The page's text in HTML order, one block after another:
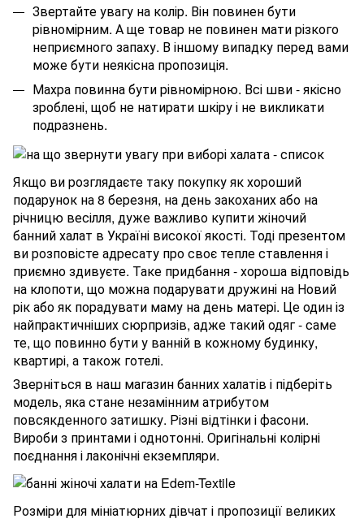
Звертайте увагу на колір. Він повинен бути
рівномірним. А ще товар не повинен мати різкого
неприємного запаху. В іншому випадку перед вами
може бути неякісна пропозиція.
Махра повинна бути рівномірною. Всі шви - якісно
зроблені, щоб не натирати шкіру і не викликати
подразнень.
Якщо ви розглядаєте таку покупку як хороший
подарунок на 8 березня, на день закоханих або на
річницю весілля, дуже важливо купити жіночий
банний халат в Україні високої якості. Тоді презентом
ви розповісте адресату про своє тепле ставлення і
приємно здивуєте. Таке придбання - хороша відповідь
на клопоти, що можна подарувати дружині на Новий
рік або як порадувати маму на день матері. Це один із
найпрактичніших сюрпризів, адже такий одяг - саме
те, що повинно бути у ванній в кожному будинку,
квартирі, а також готелі.
Зверніться в наш магазин банних халатів і підберіть
модель, яка стане незамінним атрибутом
повсякденного затишку. Різні відтінки і фасони.
Вироби з принтами і однотонні. Оригінальні колірні
поєднання і лаконічні екземпляри.
Розміри для мініатюрних дівчат і пропозиції великих